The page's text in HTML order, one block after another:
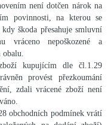
není dotčen nárok na
povinnosti, na kterou se
škoda přesahuje smluvní
vráceno nepoškozené a
obalu.
kupujícím dle čl.1.29
provést přezkoumání
zdali vrácené zboží není
obchodních podmínek vrátí